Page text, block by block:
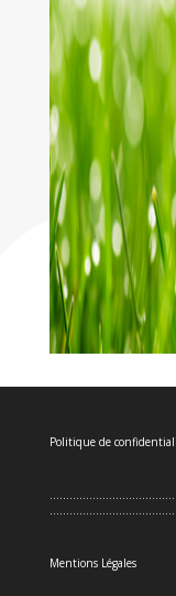
Politique de
Mentions Légales